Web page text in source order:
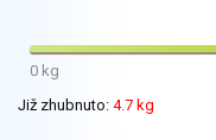
0 kg
Již zhubnuto: 4.7 kg